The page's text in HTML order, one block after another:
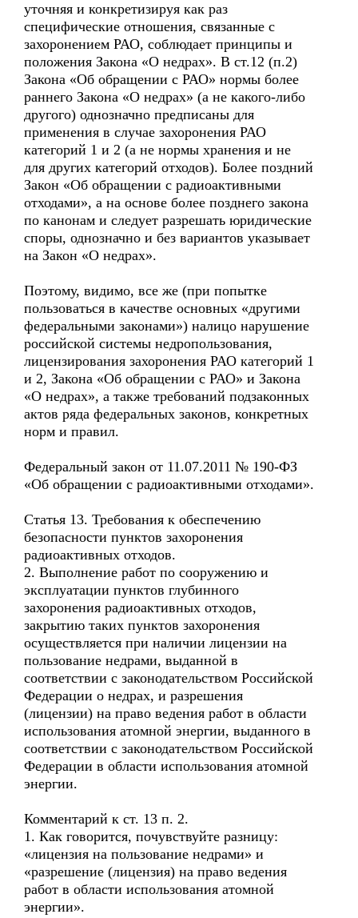
уточняя и конкретизируя как раз
специфические отношения, связанные с
захоронением РАО, соблюдает принципы и
положения Закона «О недрах». В ст.12 (п.2)
Закона «Об обращении с РАО» нормы более
раннего Закона «О недрах» (а не какого-либо
другого) однозначно предписаны для
применения в случае захоронения РАО
категорий 1 и 2 (а не нормы хранения и не
для других категорий отходов). Более поздний
Закон «Об обращении с радиоактивными
отходами», а на основе более позднего закона
по канонам и следует разрешать юридические
споры, однозначно и без вариантов указывает
на Закон «О недрах».
Поэтому, видимо, все же (при попытке
пользоваться в качестве основных «другими
федеральными законами») налицо нарушение
российской системы недропользования,
лицензирования захоронения РАО категорий 1
и 2, Закона «Об обращении с РАО» и Закона
«О недрах», а также требований подзаконных
актов ряда федеральных законов, конкретных
норм и правил.
Федеральный закон от 11.07.2011 № 190-ФЗ
«Об обращении с радиоактивными отходами».
Статья 13. Требования к обеспечению
безопасности пунктов захоронения
радиоактивных отходов.
2. Выполнение работ по сооружению и
эксплуатации пунктов глубинного
захоронения радиоактивных отходов,
закрытию таких пунктов захоронения
осуществляется при наличии лицензии на
пользование недрами, выданной в
соответствии с законодательством Российской
Федерации о недрах, и разрешения
(лицензии) на право ведения работ в области
использования атомной энергии, выданного в
соответствии с законодательством Российской
Федерации в области использования атомной
энергии.
Комментарий к ст. 13 п. 2.
1. Как говорится, почувствуйте разницу:
«лицензия на пользование недрами» и
«разрешение (лицензия) на право ведения
работ в области использования атомной
энергии».